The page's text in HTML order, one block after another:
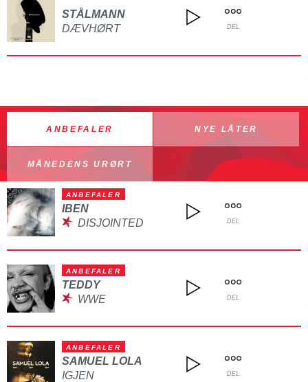
STÅLMANN
DÆVHØRT
DEL
ANBEFALER NYE LÅTER
MÅNEDENS URØRT
ANBEFALER
IBEN
DISJOINTED
DEL
ANBEFALER
TEDDY
WWE
DEL
ANBEFALER
SAMUEL LOLA
IGJEN
DEL